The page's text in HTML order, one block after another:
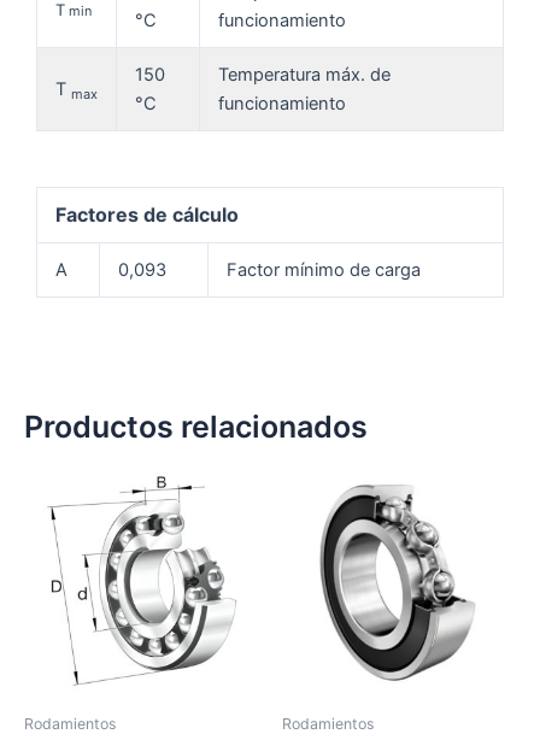
Tmin
°C
funcionamiento
T max
150
°C
Temperatura máx. de
funcionamiento
Factores de cálculo
A 0,093 Factor mínimo de carga
Productos relacionados
Rodamientos Rodamientos